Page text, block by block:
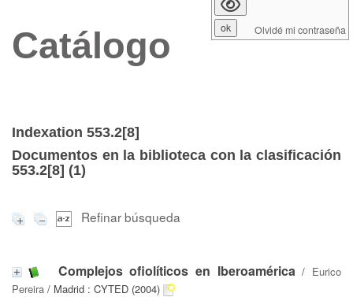
Catálogo
Indexation 553.2[8]
Documentos en la biblioteca con la clasificación
553.2[8] (1)
Refinar búsqueda
Complejos ofiolíticos en Iberoamérica/ Eurico
Pereira / Madrid : CYTED (2004)
Olvidé mi contraseña